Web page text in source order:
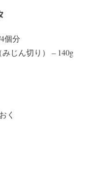
個分
じん切り） – 140g
く